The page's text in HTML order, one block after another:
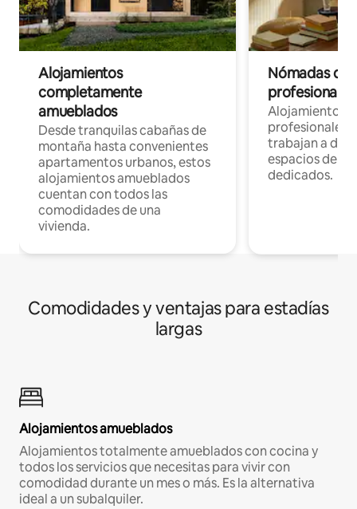
Alojamientos
completamente
amueblados
Desde tranquilas cabañas de
montaña hasta convenientes
apartamentos urbanos, estos
alojamientos amueblados
cuentan con todos las
comodidades de una
vivienda.
Nómadas
Alojamientos
profesionales
trabajan a
espacios de
dedicados.
Comodidades y ventajas para estadías
largas
Alojamientos amueblados
Alojamientos totalmente amueblados con cocina y
todos los servicios que necesitas para vivir con
comodidad durante un mes o más. Es la alternativa
ideal a un subalquiler.